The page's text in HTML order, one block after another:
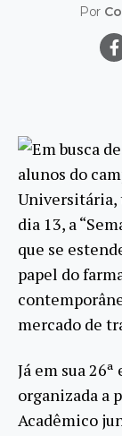
Por
Em busca
alunos do
Universitária,
dia 13, a
que se
papel do
mercado de
Já em sua
organizada a
Acadêmico